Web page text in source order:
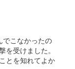
でこなかったの
受けました。
とを知れてよか